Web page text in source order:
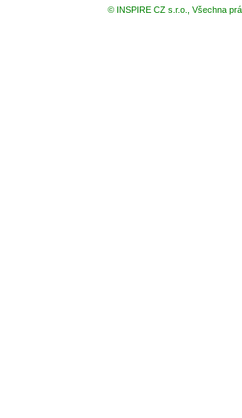
© INSPIRE CZ s.r.o., Všechna